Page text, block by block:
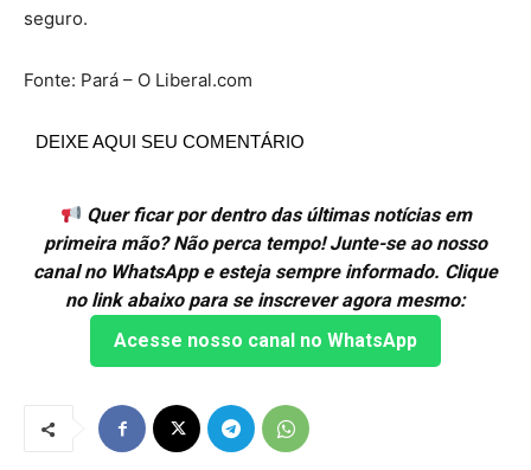
seguro.
Fonte: Pará – O Liberal.com
DEIXE AQUI SEU COMENTÁRIO
Quer ficar por dentro das últimas notícias em
primeira mão? Não perca tempo! Junte-se ao nosso
canal no WhatsApp e esteja sempre informado. Clique
no link abaixo para se inscrever agora mesmo:
Acesse nosso canal no WhatsApp